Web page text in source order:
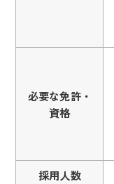
必要な免許・
資格
採用人数